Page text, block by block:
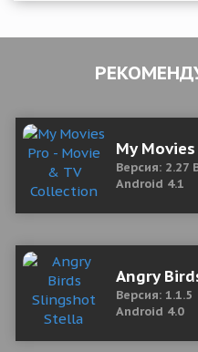
My
Версия: 2.27
Android 4.1
Angry
Версия: 1.1.5
Android 4.0